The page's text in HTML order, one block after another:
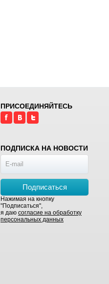
ПРИСОЕДИНЯЙТЕСЬ
ПОДПИСКА НА НОВОСТИ
Подписаться
Нажимая на кнопку
"Подписаться",
я даю согласие на обработку
персональных данных